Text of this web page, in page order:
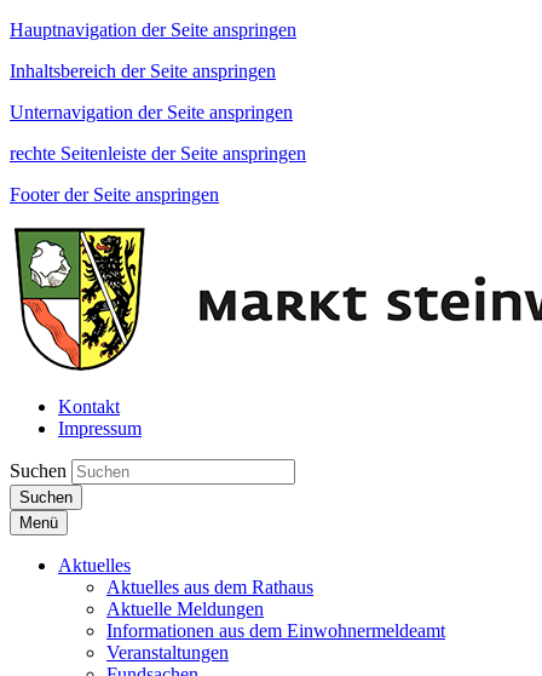
Hauptnavigation der Seite anspringen
Inhaltsbereich der Seite anspringen
Unternavigation der Seite anspringen
rechte Seitenleiste der Seite anspringen
Footer der Seite anspringen
Kontakt
Impressum
Suchen
Suchen
Menü
Aktuelles
Aktuelles aus dem Rathaus
Aktuelle Meldungen
Informationen aus dem Einwohnermeldeamt
Veranstaltungen